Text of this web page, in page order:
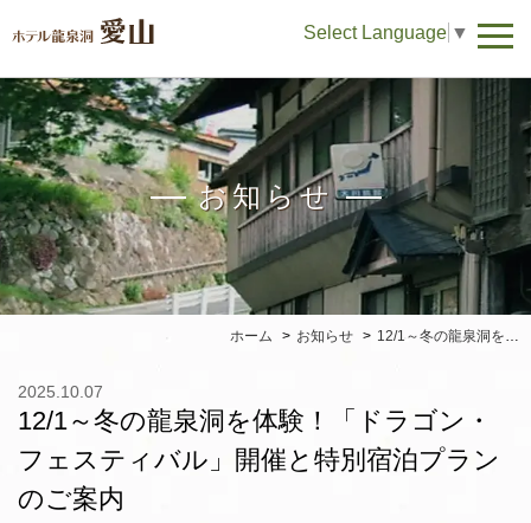
Select Language ▼
お知らせ
ホーム お知らせ 12/1～冬の龍泉洞を体験！「ドラゴン・フェスティバル」開催と特別宿泊プランのご案内
2025.10.07
12/1～冬の龍泉洞を体験！「ドラゴン・
フェスティバル」開催と特別宿泊プラン
のご案内